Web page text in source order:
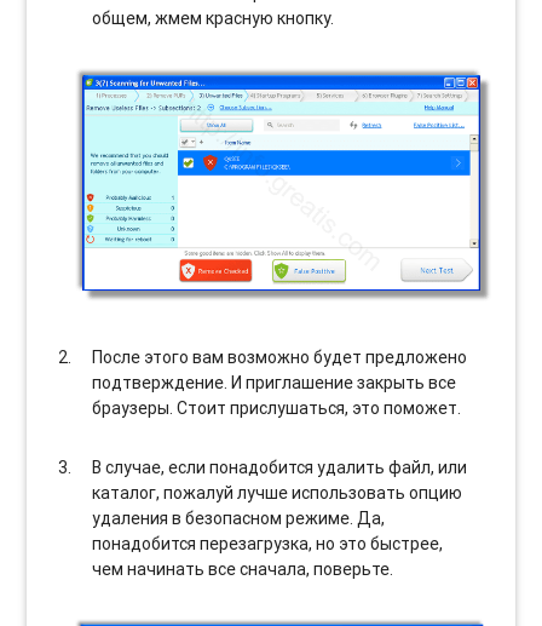
общем, жмем красную кнопку.
После этого вам возможно будет предложено
подтверждение. И приглашение закрыть все
браузеры. Стоит прислушаться, это поможет.
В случае, если понадобится удалить файл, или
каталог, пожалуй лучше использовать опцию
удаления в безопасном режиме. Да,
понадобится перезагрузка, но это быстрее,
чем начинать все сначала, поверьте.